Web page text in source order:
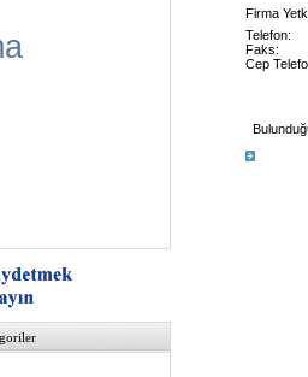
Firma
Telefon:
Faks:
Cep